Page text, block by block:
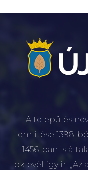
A település
említése 1398-
1456-ban is
oklevél így ír: